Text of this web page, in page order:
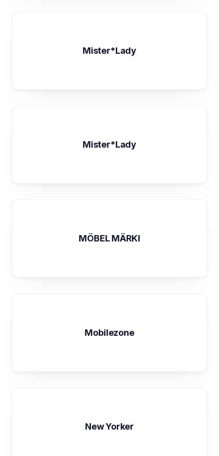
Mister*Lady
Mister*Lady
MÖBEL MÄRKI
Mobilezone
New Yorker